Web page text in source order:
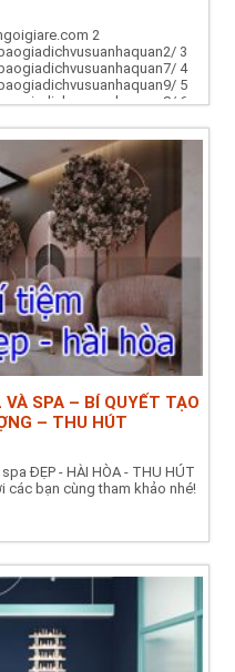
2
3
4
5
6
9
10...
SPA – BÍ QUYẾT TẠO
– THU HÚT
ĐẸP - HÀI HÒA - THU HÚT
các bạn cùng tham khảo nhé!